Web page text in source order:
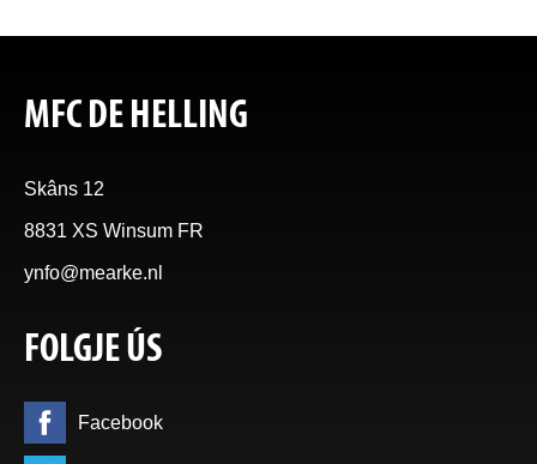
MFC DE HELLING
Skâns 12
8831 XS Winsum FR
ynfo@mearke.nl
FOLGJE ÚS
Facebook